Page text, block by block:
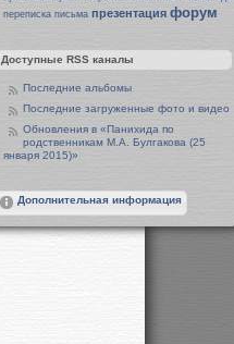
переписка письма презентация форум
Доступные RSS каналы
Последние альбомы
Последние загруженные фото и видео
Обновления в «Панихида по
родственникам М.А. Булгакова (25
января 2015)»
Дополнительная информация